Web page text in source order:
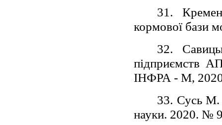
31.
кормової бази
32.
підприємств
ІНФРА - М,
33. Сусь М.
науки. 2020. №